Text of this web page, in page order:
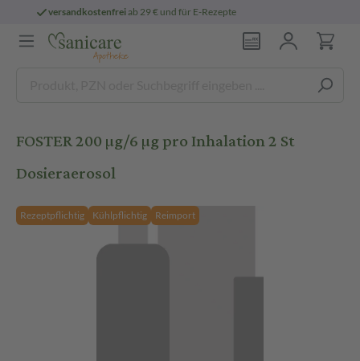
E-Rezepte persönliche
FOSTER 200 µg/6 µg pro Inhalation 2 St
Dosieraerosol
Rezeptpflichtig Kühlpflichtig Reimport